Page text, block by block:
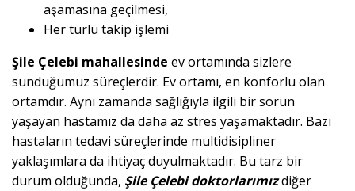
aşamasına geçilmesi,
Her türlü takip işlemi
Şile Çelebi mahallesinde ev ortamında sizlere
sunduğumuz süreçlerdir. Ev ortamı, en konforlu olan
ortamdır. Aynı zamanda sağlığıyla ilgili bir sorun
yaşayan hastamız da daha az stres yaşamaktadır. Bazı
hastaların tedavi süreçlerinde multidisipliner
yaklaşımlara da ihtiyaç duyulmaktadır. Bu tarz bir
durum olduğunda, Şile Çelebi doktorlarımızdiğer